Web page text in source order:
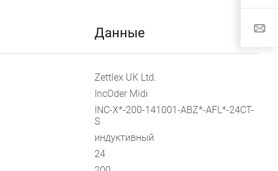
Данные
Zettlex UK Ltd.
IncOder Midi
INC-X*-200-141001-ABZ*-AFL*-24CT-
S
индуктивный
24